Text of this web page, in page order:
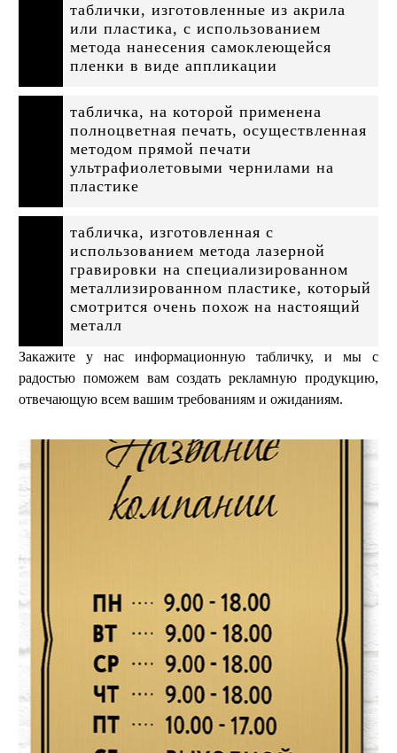
таблички, изготовленные из акрила
или пластика, с использованием
метода нанесения самоклеющейся
пленки в виде аппликации
табличка, на которой применена
полноцветная печать, осуществленная
методом прямой печати
ультрафиолетовыми чернилами на
пластике
табличка, изготовленная с
использованием метода лазерной
гравировки на специализированном
металлизированном пластике, который
смотрится очень похож на настоящий
металл
Закажите у нас информационную табличку, и мы с
радостью поможем вам создать рекламную продукцию,
отвечающую всем вашим требованиям и ожиданиям.